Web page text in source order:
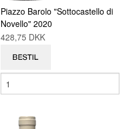
Piazzo Barolo "Sottocastello di
Novello" 2020
428,75 DKK